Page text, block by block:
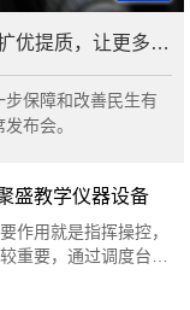
提质，让更多孩
障和改善民生有
会。
教学仪器设备
用就是指挥操控，
要，通过调度台将
应急情况呈现，并